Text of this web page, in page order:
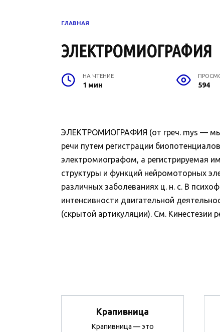
ГЛАВНАЯ
ЭЛЕКТРОМИОГРАФИЯ
НА ЧТЕНИЕ
1 мин 594
ЭЛЕКТРОМИОГРАФИЯ (от греч. mys —
речи путем регистрации
электромиографом, а регистрируемая
структуры и функций нейромоторных
различных заболеваниях ц. н. с. В
интенсивности двигательной
(скрытой артикуляции). См. Кинестезии
Крапивница
Крапивница — это